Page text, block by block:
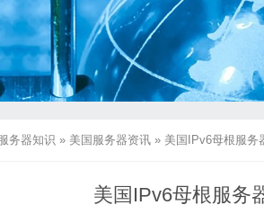
务器知识 » 美国服务器资讯 » 美国IPv6母根服务
美国IPv6母根服务